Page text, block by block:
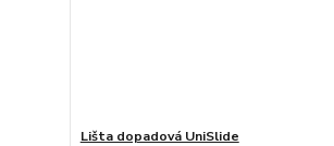
Lišta dopadová UniSlide